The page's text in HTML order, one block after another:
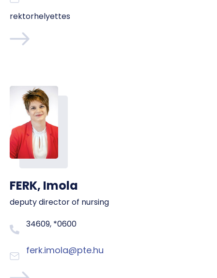
rektorhelyettes
FERK, Imola
deputy director of nursing
34609, *0600
ferk.imola@pte.hu